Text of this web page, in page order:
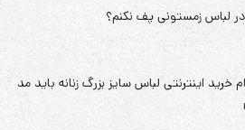
خرید اینترنتی لباس سایز بزرگ زنانه باید مد